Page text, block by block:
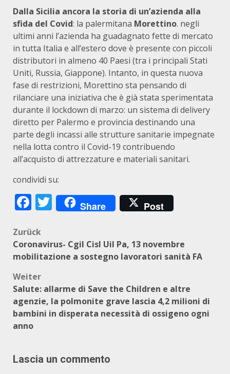
Dalla Sicilia ancora la storia di un’azienda alla
sfida del Covid: la palermitana Morettino. negli
ultimi anni l’azienda ha guadagnato fette di mercato
in tutta Italia e all’estero dove è presente con piccoli
distributori in almeno 40 Paesi (tra i principali Stati
Uniti, Russia, Giappone). Intanto, in questa nuova
fase di restrizioni, Morettino sta pensando di
rilanciare una iniziativa che è già stata sperimentata
durante il lockdown di marzo: un sistema di delivery
diretto per Palermo e provincia destinando una
parte degli incassi alle strutture sanitarie impegnate
nella lotta contro il Covid-19 contribuendo
all’acquisto di attrezzature e materiali sanitari.
condividi su:
Facebook
Twitter
Share Post
Beitragsnavigation
Zurück
Coronavirus- Cgil Cisl Uil Pa, 13 novembre
mobilitazione a sostegno lavoratori sanità FA
Weiter
Salute: allarme di Save the Children e altre
agenzie, la polmonite grave lascia 4,2 milioni di
bambini in disperata necessità di ossigeno ogni
anno
Lascia un commento